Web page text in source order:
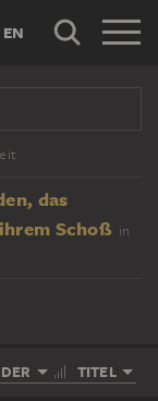
EN
das
Schoß in
TITEL